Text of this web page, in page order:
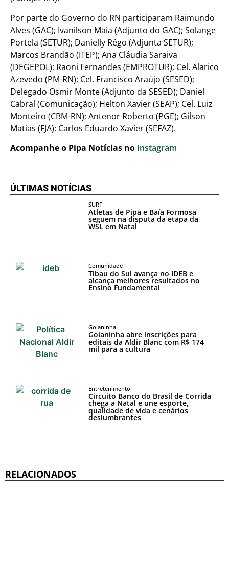
Por parte do Governo do RN participaram Raimundo
Alves (GAC); Ivanilson Maia (Adjunto do GAC); Solange
Portela (SETUR); Danielly Rêgo (Adjunta SETUR);
Marcos Brandão (ITEP); Ana Cláudia Saraiva
(DEGEPOL); Raoni Fernandes (EMPROTUR); Cel. Alarico
Azevedo (PM-RN); Cel. Francisco Araújo (SESED);
Delegado Osmir Monte (Adjunto da SESED); Daniel
Cabral (Comunicação); Helton Xavier (SEAP); Cel. Luiz
Monteiro (CBM-RN); Antenor Roberto (PGE); Gilson
Matias (FJA); Carlos Eduardo Xavier (SEFAZ).
Acompanhe o Pipa Notícias no Instagram
ÚLTIMAS NOTÍCIAS
SURF
Atletas de Pipa e Baía Formosa
seguem na disputa da etapa da
WSL em Natal
Comunidade
Tibau do Sul avança no IDEB e
alcança melhores resultados no
Ensino Fundamental
Goianinha
Goianinha abre inscrições para
editais da Aldir Blanc com R$ 174
mil para a cultura
Entretenimento
Circuito Banco do Brasil de Corrida
chega a Natal e une esporte,
qualidade de vida e cenários
deslumbrantes
RELACIONADOS